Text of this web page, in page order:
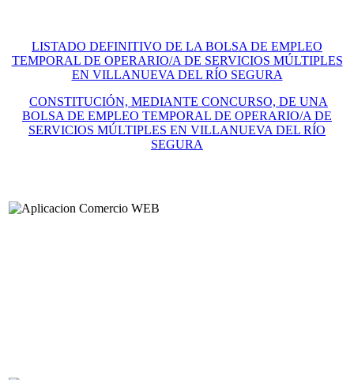
LISTADO DEFINITIVO DE LA BOLSA DE EMPLEO
TEMPORAL DE OPERARIO/A DE SERVICIOS MÚLTIPLES
EN VILLANUEVA DEL RÍO SEGURA
CONSTITUCIÓN, MEDIANTE CONCURSO, DE UNA
BOLSA DE EMPLEO TEMPORAL DE OPERARIO/A DE
SERVICIOS MÚLTIPLES EN VILLANUEVA DEL RÍO
SEGURA